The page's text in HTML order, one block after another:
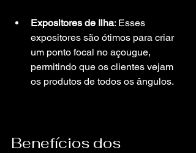
Expositores de Ilha: Esses
expositores são ótimos para criar
um ponto focal no açougue,
permitindo que os clientes vejam
os produtos de todos os ângulos.
Benefícios dos